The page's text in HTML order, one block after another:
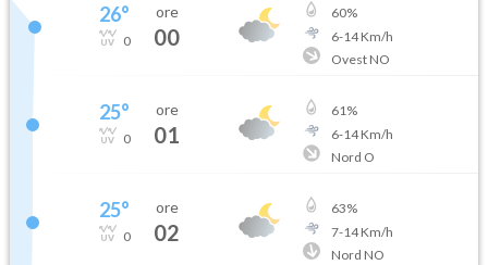
26°
0
ore
00
60%
6-14Km/h
Ovest NO
25°
0
ore
01
61%
6-14Km/h
Nord O
25°
0
ore
02
63%
7-14Km/h
Nord NO